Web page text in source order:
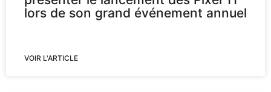
lors de son grand événement annuel
VOIR L'ARTICLE